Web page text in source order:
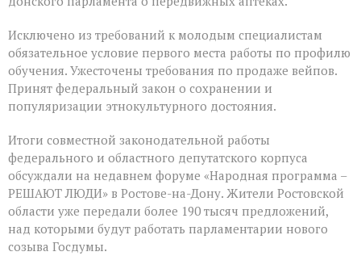
Исключено из требований к молодым специалистам
обязательное условие первого места работы по профилю
обучения. Ужесточены требования по продаже вейпов.
Принят федеральный закон о сохранении и
популяризации этнокультурного достояния.
Итоги совместной законодательной работы
федерального и областного депутатского корпуса
обсуждали на недавнем форуме «Народная программа –
РЕШАЮТ ЛЮДИ» в Ростове-на-Дону. Жители Ростовской
области уже передали более 190 тысяч предложений,
над которыми будут работать парламентарии нового
созыва Госдумы.